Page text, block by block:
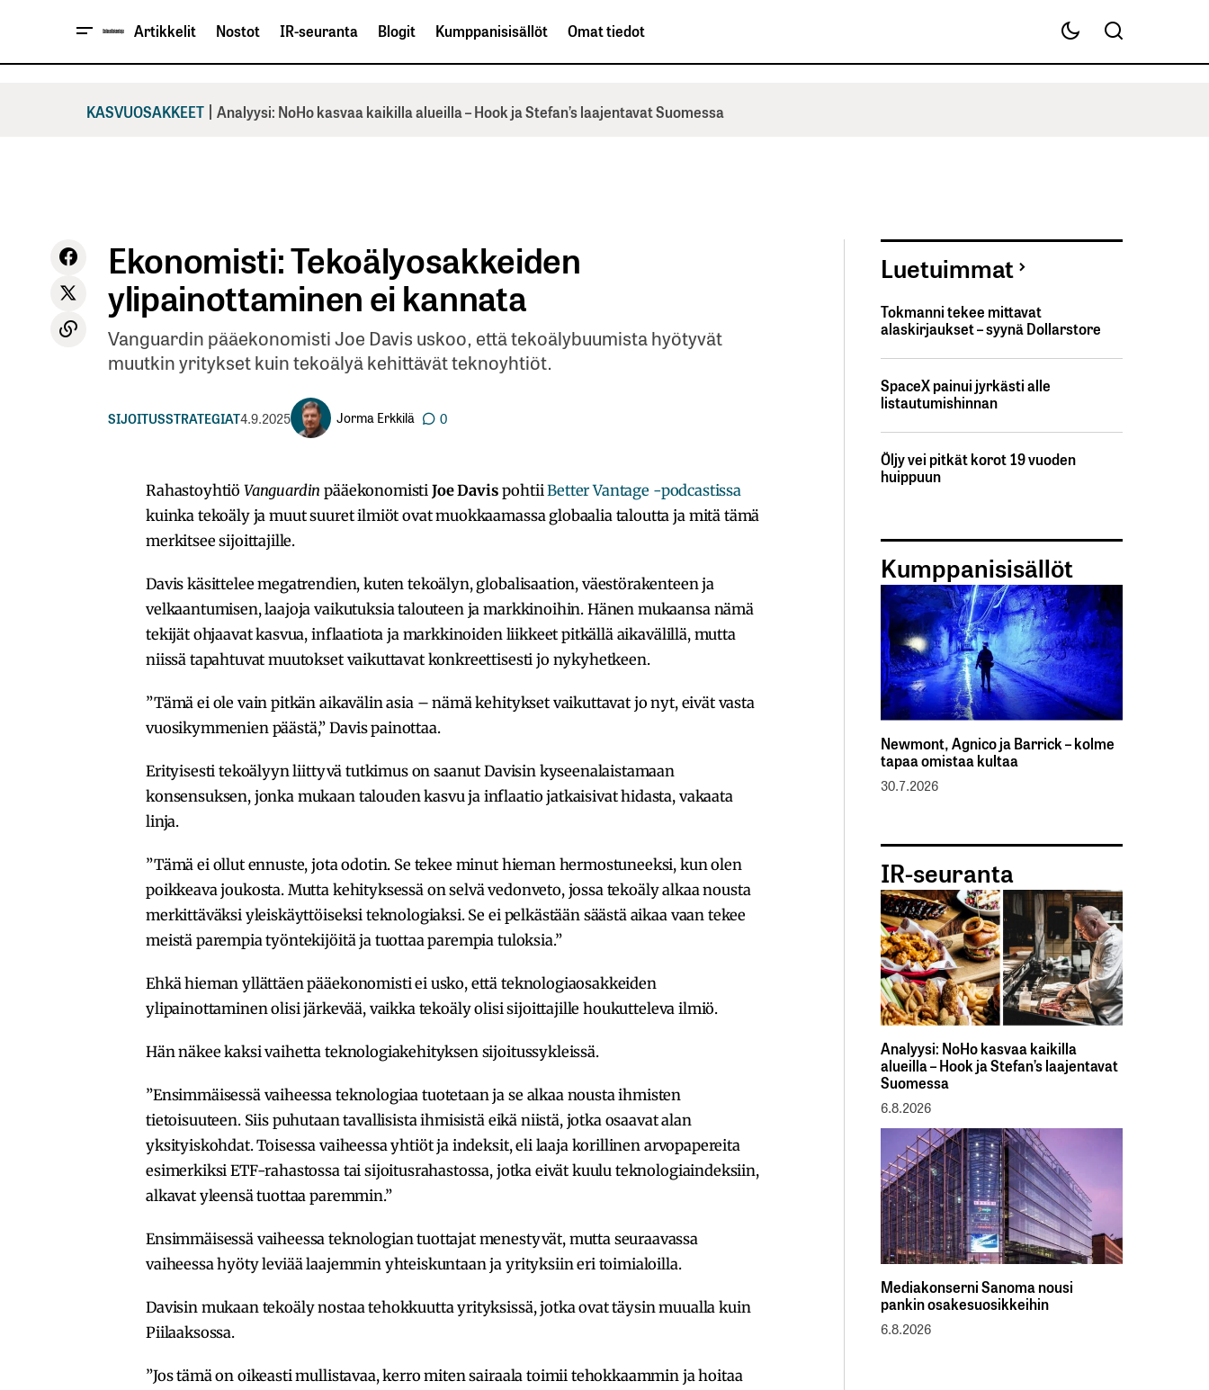
Artikkelit Nostot IR-seuranta Blogit Kumppanisisällöt Omat tiedot
KASVUOSAKKEET | Analyysi: NoHo kasvaa kaikilla alueilla – Hook ja Stefan’s laajentavat Suomessa
Ekonomisti: Tekoälyosakkeiden
ylipainottaminen ei kannata
Vanguardin pääekonomisti Joe Davis uskoo, että tekoälybuumista hyötyvät
muutkin yritykset kuin tekoälyä kehittävät teknoyhtiöt.
SIJOITUSSTRATEGIAT4.9.2025 Jorma Erkkilä 0
Rahastoyhtiö Vanguardin pääekonomisti Joe Davis pohtiiBetter Vantage -podcastissa
kuinka tekoäly ja muut suuret ilmiöt ovat muokkaamassa globaalia taloutta ja mitä tämä
merkitsee sijoittajille.
Davis käsittelee megatrendien, kuten tekoälyn, globalisaation, väestörakenteen ja
velkaantumisen, laajoja vaikutuksia talouteen ja markkinoihin. Hänen mukaansa nämä
tekijät ohjaavat kasvua, inflaatiota ja markkinoiden liikkeet pitkällä aikavälillä, mutta
niissä tapahtuvat muutokset vaikuttavat konkreettisesti jo nykyhetkeen.
”Tämä ei ole vain pitkän aikavälin asia – nämä kehitykset vaikuttavat jo nyt, eivät vasta
vuosikymmenien päästä,” Davis painottaa.
Erityisesti tekoälyyn liittyvä tutkimus on saanut Davisin kyseenalaistamaan
konsensuksen, jonka mukaan talouden kasvu ja inflaatio jatkaisivat hidasta, vakaata
linja.
”Tämä ei ollut ennuste, jota odotin. Se tekee minut hieman hermostuneeksi, kun olen
poikkeava joukosta. Mutta kehityksessä on selvä vedonveto, jossa tekoäly alkaa nousta
merkittäväksi yleiskäyttöiseksi teknologiaksi. Se ei pelkästään säästä aikaa vaan tekee
meistä parempia työntekijöitä ja tuottaa parempia tuloksia.”
Ehkä hieman yllättäen pääekonomisti ei usko, että teknologiaosakkeiden
ylipainottaminen olisi järkevää, vaikka tekoäly olisi sijoittajille houkutteleva ilmiö.
Hän näkee kaksi vaihetta teknologiakehityksen sijoitussykleissä.
”Ensimmäisessä vaiheessa teknologiaa tuotetaan ja se alkaa nousta ihmisten
tietoisuuteen. Siis puhutaan tavallisista ihmisistä eikä niistä, jotka osaavat alan
yksityiskohdat. Toisessa vaiheessa yhtiöt ja indeksit, eli laaja korillinen arvopapereita
esimerkiksi ETF-rahastossa tai sijoitusrahastossa, jotka eivät kuulu teknologiaindeksiin,
alkavat yleensä tuottaa paremmin.”
Ensimmäisessä vaiheessa teknologian tuottajat menestyvät, mutta seuraavassa
vaiheessa hyöty leviää laajemmin yhteiskuntaan ja yrityksiin eri toimialoilla.
Davisin mukaan tekoäly nostaa tehokkuutta yrityksissä, jotka ovat täysin muualla kuin
Piilaaksossa.
”Jos tämä on oikeasti mullistavaa, kerro miten sairaala toimii tehokkaammin ja hoitaa
Luetuimmat
Tokmanni tekee mittavat
alaskirjaukset – syynä Dollarstore
SpaceX painui jyrkästi alle
listautumishinnan
Öljy vei pitkät korot 19 vuoden
huippuun
Kumppanisisällöt
Newmont, Agnico ja Barrick – kolme
tapaa omistaa kultaa
30.7.2026
IR-seuranta
Analyysi: NoHo kasvaa kaikilla
alueilla – Hook ja Stefan’s laajentavat
Suomessa
6.8.2026
Mediakonserni Sanoma nousi
pankin osakesuosikkeihin
6.8.2026